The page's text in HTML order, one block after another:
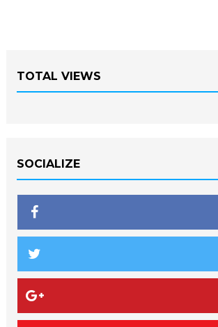
TOTAL VIEWS
SOCIALIZE